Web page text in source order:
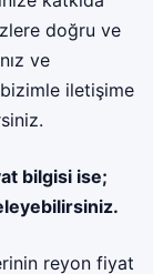
doğru ve
ve
iletişime
bilgisi ise;
reyon fiyat